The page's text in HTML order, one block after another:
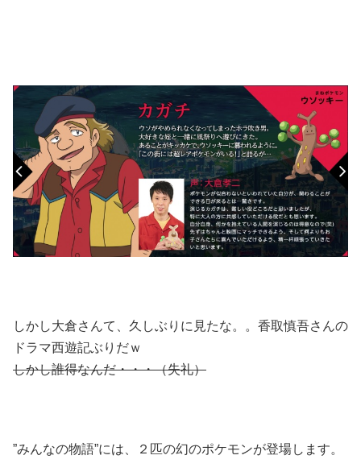
しかし大倉さんて、久しぶりに見たな。。香取慎吾さんの
ドラマ西遊記ぶりだｗ
しかし誰得なんだ・・・（失礼）
”みんなの物語”には、２匹の幻のポケモンが登場します。